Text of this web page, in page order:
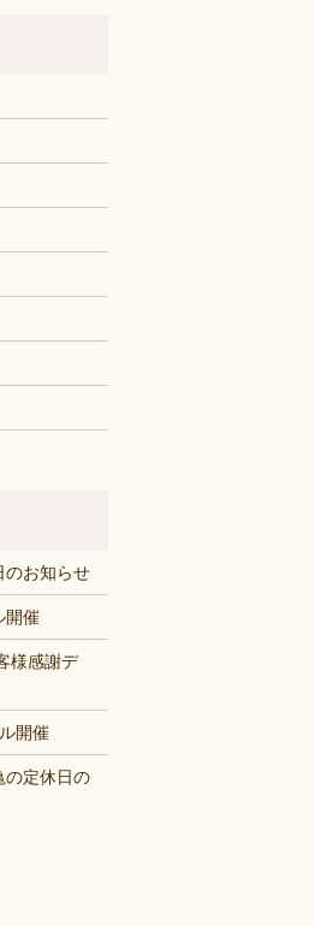
のお知らせ
開催
様感謝デ
開催
の定休日の